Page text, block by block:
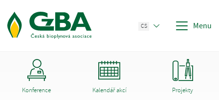
CS Menu
Konference Kalendář akcí Projekty